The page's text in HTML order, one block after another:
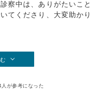
察中は、ありがたいこと
てくださり、大変助かり
人が参考になった